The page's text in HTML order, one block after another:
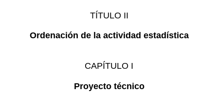
TÍTULO II
Ordenación de la actividad estadística
CAPÍTULO I
Proyecto técnico